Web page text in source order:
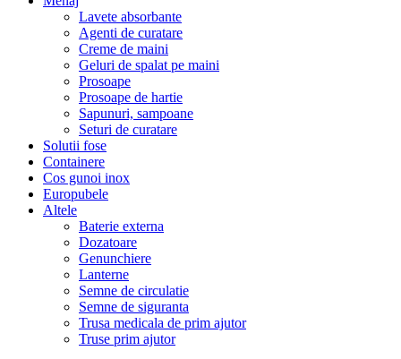
Lavete absorbante
Agenti de curatare
Creme de maini
Geluri de spalat pe maini
Prosoape
Prosoape de hartie
Sapunuri, sampoane
Seturi de curatare
Solutii fose
Containere
Cos gunoi inox
Europubele
Altele
Baterie externa
Dozatoare
Genunchiere
Lanterne
Semne de circulatie
Semne de siguranta
Trusa medicala de prim ajutor
Truse prim ajutor